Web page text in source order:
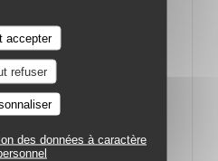
accepter
refuser
des données à caractère
À 23H30
23 JUIN PAR LA